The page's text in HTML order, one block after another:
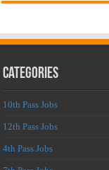
Categories
10th Pass Jobs
12th Pass Jobs
4th Pass Jobs